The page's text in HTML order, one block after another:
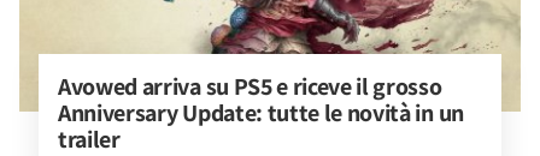
Avowed arriva su PS5 e riceve il grosso
Anniversary Update: tutte le novità in un
trailer